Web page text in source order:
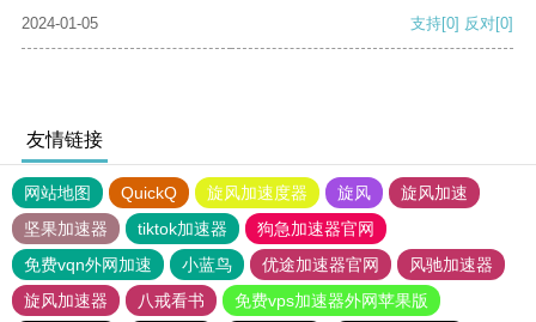
2024-01-05
支持[0] 反对[0]
友情链接
网站地图 QuickQ 旋风加速度器 旋风
旋风加速
坚果加速器
tiktok加速器
狗急加速器官网
免费vqn外网加速
小蓝鸟 优途加速器官网
风驰加速器
旋风加速器
八戒看书 免费vps加速器外网苹果版